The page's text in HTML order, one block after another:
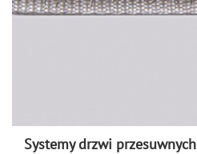
Systemy drzwi przesuwnych